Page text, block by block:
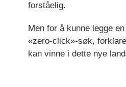
forståelig.
Men for å kunne legge
«zero-click»-søk,
kan vinne i dette nye